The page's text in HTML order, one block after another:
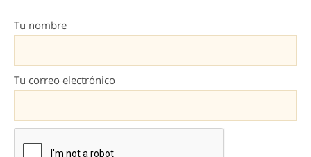
Tu nombre
Tu correo electrónico